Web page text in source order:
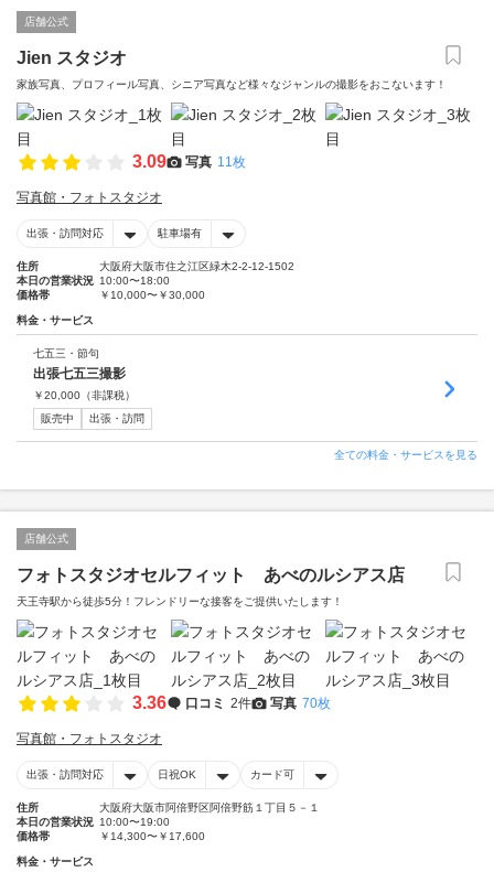
店舗公式
Jien スタジオ
家族写真、プロフィール写真、シニア写真など様々なジャンルの撮影をおこないます！
3.09 写真 11枚
写真館・フォトスタジオ
出張・訪問対応 駐車場有
住所
大阪府大阪市住之江区緑木2-2-12-1502
本日の営業状況 10:00〜18:00
価格帯
￥10,000〜￥30,000
料金・サービス
七五三・節句
出張七五三撮影
￥20,000 （非課税）
販売中
出張・訪問
全ての料金・サービスを見る
店舗公式
フォトスタジオセルフィット あべのルシアス店
天王寺駅から徒歩5分！フレンドリーな接客をご提供いたします！
3.36 口コミ 2件 写真 70枚
写真館・フォトスタジオ
出張・訪問対応 日祝OK カード可
住所
大阪府大阪市阿倍野区阿倍野筋１丁目５－１
本日の営業状況 10:00〜19:00
価格帯
￥14,300〜￥17,600
料金・サービス